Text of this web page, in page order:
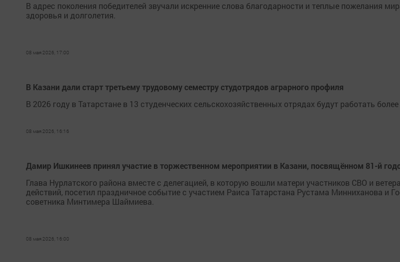
В адрес поколения победителей звучали искренние слова благодарности и теплые пожелания
здоровья и долголетия.
08 мая 2026, 17:00
В Казани дали старт третьему трудовому семестру студотрядов аграрного профиля
В 2026 году в Татарстане в 13 студенческих сельскохозяйственных отрядах будут работать
08 мая 2026, 16:16
Дамир Ишкинеев принял участие в торжественном мероприятии в Казани, посвящённом 81-й
Глава Нурлатского района вместе с делегацией, в которую вошли матери участников СВО и
действий, посетил праздничное событие с участием Раиса Татарстана Рустама Минниханова и
советника Минтимера Шаймиева.
08 мая 2026, 16:00